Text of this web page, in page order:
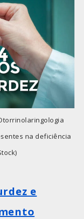
na deficiência
e